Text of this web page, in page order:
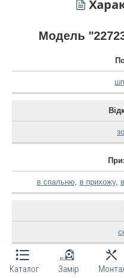
Каталог Замір
Модель
в спальню, в прихожу,